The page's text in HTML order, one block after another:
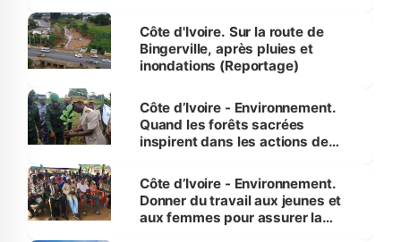
(Alassane Ouattara
Côte d'Ivoire. Sur la route de
Bingerville, après pluies et
inondations (Reportage)
Côte d’Ivoire - Environnement.
Quand les forêts sacrées
inspirent dans les actions de
Côte d’Ivoire - Environnement.
Donner du travail aux jeunes et
aux femmes pour assurer la